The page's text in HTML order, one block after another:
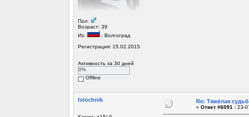
Пол:
Возраст: 39
Из:
, Волгоград
Регистрация: 15.02.2015
Активность за 30 дней
0%
Offline
Istochnik Re: Тяжёлая
« Ответ #6091 :23-